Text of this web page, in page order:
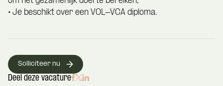
• Je beschikt over een VOL-VCA diploma.
Deel deze vacature
Solliciteer nu